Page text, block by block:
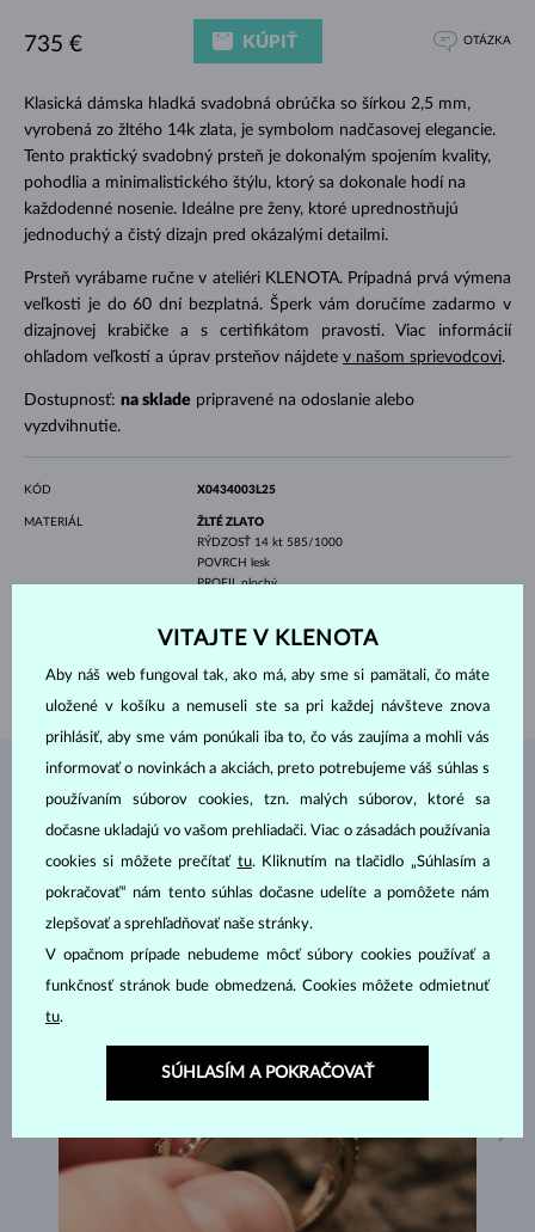
Klasická dámska hladká svadobná obrúčka so šírkou 2,5 mm,
vyrobená zo žltého 14k zlata, je symbolom nadčasovej elegancie.
Tento praktický svadobný prsteň je dokonalým spojením kvality,
pohodlia a minimalistického štýlu, ktorý sa dokonale hodí na
každodenné nosenie. Ideálne pre ženy, ktoré uprednostňujú
jednoduchý a čistý dizajn pred okázalými detailmi.
Prsteň vyrábame ručne v ateliéri KLENOTA. Prípadná prvá výmena
veľkosti je do 60 dní bezplatná. Šperk vám doručíme zadarmo v
dizajnovej krabičke a s certifikátom pravosti. Viac informácií
ohľadom veľkostí a úprav prsteňov nájdete v našom sprievodcovi.
Dostupnosť: na sklade pripravené na odoslanie alebo
vyzdvihnutie.
735 € KÚPIŤ OTÁZKA
KÓD X0434003L25
MATERIÁL
ŽLTÉ ZLATO
RÝDZOSŤ 14 kt 585/1000
POVRCH
lesk
PROFILplochý
2.5 mm
VÁHA 2.30 g
ŠPERKY ZATELIÉRU KLENOTA
VITAJTE V KLENOTA
Aby náš web fungoval tak, ako má, aby sme si pamätali, čo máte
uložené v košíku a nemuseli ste sa pri každej návšteve znova
prihlásiť, aby sme vám ponúkali iba to, čo vás zaujíma a mohli vás
informovať o novinkách a akciách, preto potrebujeme váš súhlas s
používaním súborov cookies, tzn. malých súborov, ktoré sa
dočasne ukladajú vo vašom prehliadači. Viac o zásadách používania
cookies si môžete prečítať tu. Kliknutím na tlačidlo „Súhlasím a
pokračovať“ nám tento súhlas dočasne udelíte a pomôžete nám
zlepšovať a sprehľadňovať naše stránky.
V opačnom prípade nebudeme môcť súbory cookies používať a
funkčnosť stránok bude obmedzená. Cookies môžete odmietnuť
tu.
SÚHLASÍM A POKRAČOVAŤ